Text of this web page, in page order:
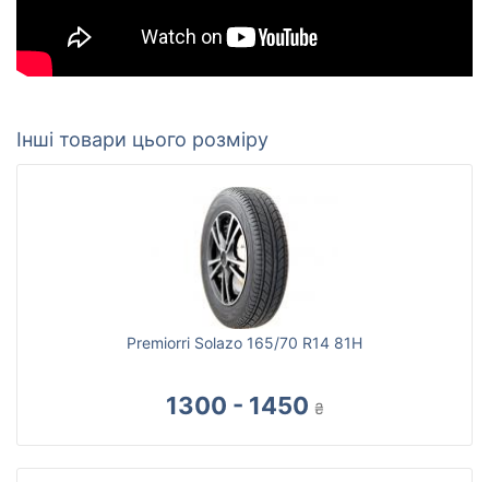
Інші товари цього розміру
Premiorri Solazo 165/70 R14 81H
1300 - 1450 ₴